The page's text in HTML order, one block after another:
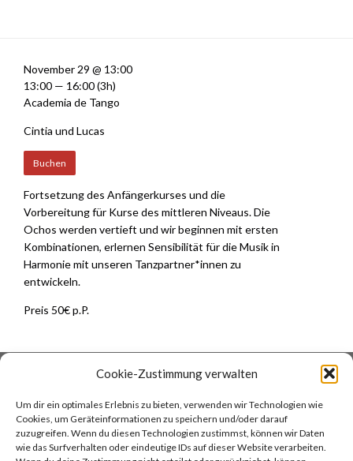
Cookie-Zustimmung verwalten
Um dir ein optimales Erlebnis zu bieten, verwenden wir Technologien wie
Cookies, um Geräteinformationen zu speichern und/oder darauf
zuzugreifen. Wenn du diesen Technologien zustimmst, können wir Daten
wie das Surfverhalten oder eindeutige IDs auf dieser Website verarbeiten.
Fortsetzung des Anfängerkurses und die
Vorbereitung für Kurse des mittleren Niveaus. Die
Ochos werden vertieft und wir beginnen mit ersten
Kombinationen, erlernen Sensibilität für die Musik in
Harmonie mit unseren Tanzpartner*innen zu
entwickeln.
Preis 50€ p.P.
November 29 @ 13:00
13:00 — 16:00(3h)
Academia de Tango
Cintia und Lucas
Buchen
IMPRESSUM
AGB
KONTAKT
COCINA ARGENTINA
TANGOREISEN